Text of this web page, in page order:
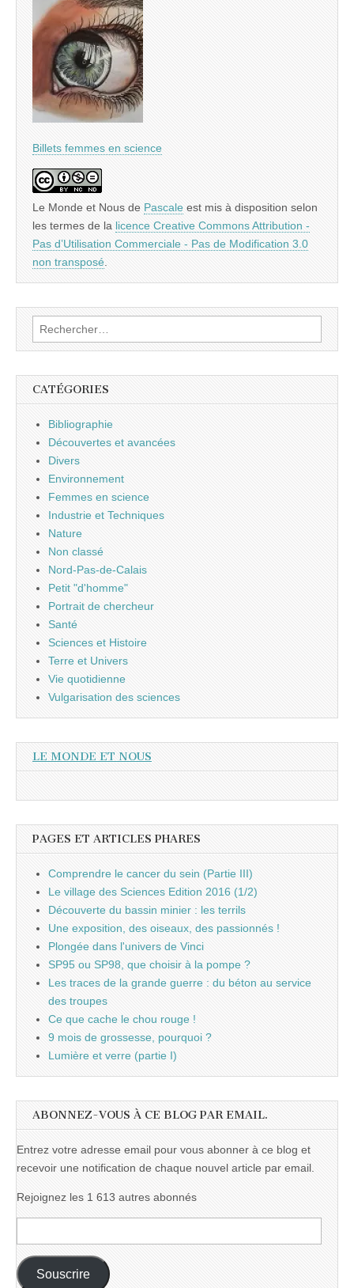
Billets femmes en science
Le Monde et Nous de Pascale est mis à disposition selon
les termes de la licence Creative Commons Attribution -
Pas d’Utilisation Commerciale - Pas de Modification 3.0
non transposé
Rechercher :
CATÉGORIES
Bibliographie
Découvertes et avancées
Divers
Environnement
Femmes en science
Industrie et Techniques
Nature
Non classé
Nord-Pas-de-Calais
Petit "d'homme"
Portrait de chercheur
Santé
Sciences et Histoire
Terre et Univers
Vie quotidienne
Vulgarisation des sciences
LE MONDE ET NOUS
PAGES ET ARTICLES PHARES
Comprendre le cancer du sein (Partie III)
Le village des Sciences Edition 2016 (1/2)
Découverte du bassin minier : les terrils
Une exposition, des oiseaux, des passionnés !
Plongée dans l'univers de Vinci
SP95 ou SP98, que choisir à la pompe ?
Les traces de la grande guerre : du béton au service
des troupes
Ce que cache le chou rouge !
9 mois de grossesse, pourquoi ?
Lumière et verre (partie I)
ABONNEZ-VOUS À CE BLOG PAR EMAIL.
Entrez votre adresse email pour vous abonner à ce blog et
recevoir une notification de chaque nouvel article par email.
Rejoignez les 1 613 autres abonnés
e-
mail :
Souscrire